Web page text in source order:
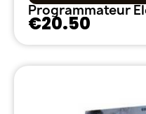
€20.50